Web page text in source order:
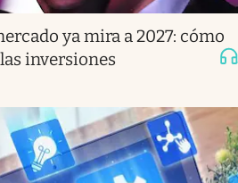
ya mira a 2027: cómo
inversiones